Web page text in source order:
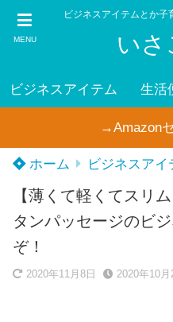
MENU
ビジネスアイテムとか子
いさ
ビジネスアイテム 生活
→Amazon
ホーム ビジネスアイ
【薄くて軽くてスリ
タンパッセージのビ
ぞ！
2020年11月8日 2020年10月